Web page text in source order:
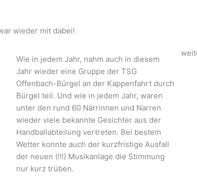
wieder mit dabei!
Wie in jedem Jahr, nahm auch in diesem
Jahr wieder eine Gruppe der TSG
Offenbach-Bürgel an der Kappenfahrt durch
Bürgel teil. Und wie in jedem Jahr, waren
unter den rund 60 Närrinnen und Narren
wieder viele bekannte Gesichter aus der
Handballabteilung vertreten. Bei bestem
Wetter konnte auch der kurzfristige Ausfall
der neuen (!!!) Musikanlage die Stimmung
nur kurz trüben.